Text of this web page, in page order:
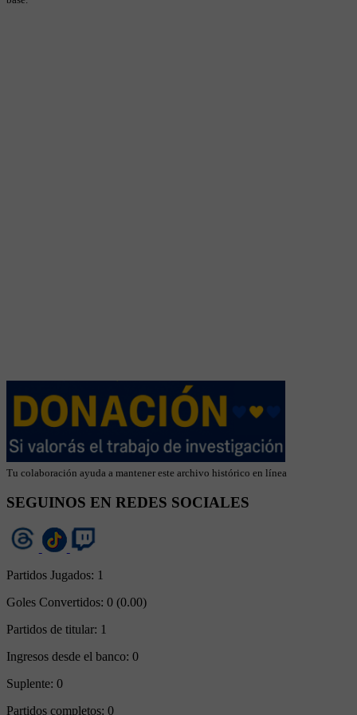
Tu colaboración ayuda a mantener este archivo histórico en línea
SEGUINOS EN REDES SOCIALES
Partidos Jugados: 1
Goles Convertidos: 0 (0.00)
Partidos de titular: 1
Ingresos desde el banco: 0
Suplente: 0
Partidos completos: 0